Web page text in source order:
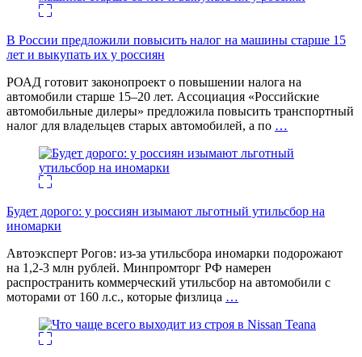
В России предложили повысить налог на машины старше 15
лет и выкупать их у россиян
РОАД готовит законопроект о повышении налога на
автомобили старше 15–20 лет. Ассоциация «Российские
автомобильные дилеры» предложила повысить транспортный
налог для владельцев старых автомобилей, а по …
Будет дорого: у россиян изымают льготный утильсбор на
иномарки
Автоэксперт Рогов: из-за утильсбора иномарки подорожают
на 1,2-3 млн рублей. Минпромторг РФ намерен
распространить коммерческий утильсбор на автомобили с
моторами от 160 л.с., которые физлица …